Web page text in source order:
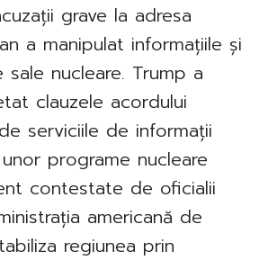
grave la adresa
a manipulat informațiile și
nucleare. Trump a
clauzele acordului
serviciile de informații
programe nucleare
contestate de oficialii
americană de
regiunea prin